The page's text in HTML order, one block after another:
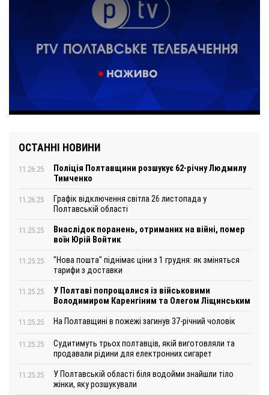
ОСТАННІ НОВИНИ
11.26.25
Поліція Полтавщини розшукує 62-річну Людмилу
Тимченко
11.26.25
Графік відключення світла 26 листопада у
Полтавській області
11.25.25
Внаслідок поранень, отриманих на війні, помер
воїн Юрій Войтик
11.25.25
"Нова пошта" піднімає ціни з 1 грудня: як зміняться
тарифи з доставки
11.25.25
У Полтаві попрощалися із військовими
Володимиром Каренгіним та Олегом Ліщинським
11.25.25 На Полтавщині в пожежі загинув 37-річний чоловік
11.25.25
Судитимуть трьох полтавців, якій виготовляли та
продавали рідини для електронних сигарет
11.25.25
У Полтавській області біля водойми знайшли тіло
жінки, яку розшукували